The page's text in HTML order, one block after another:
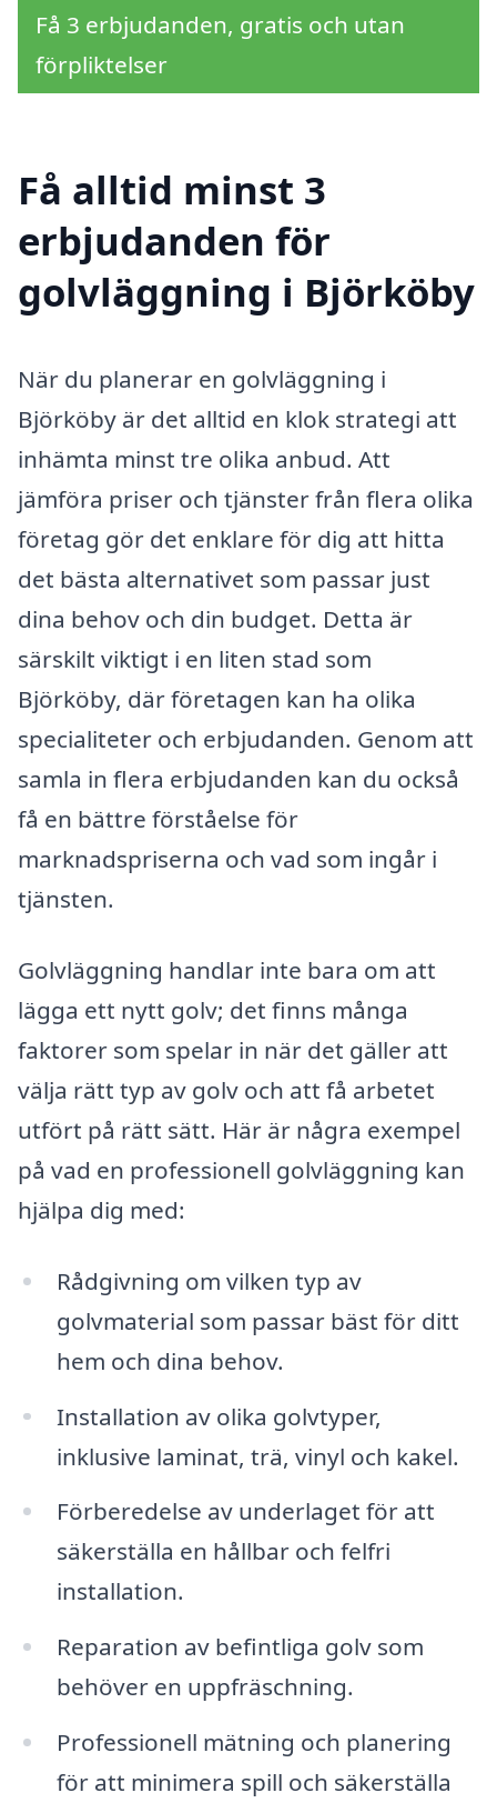
Få 3 erbjudanden, gratis och utan
förpliktelser
Få alltid minst 3
erbjudanden för
golvläggning i Björköby
När du planerar en golvläggning i
Björköby är det alltid en klok strategi att
inhämta minst tre olika anbud. Att
jämföra priser och tjänster från flera olika
företag gör det enklare för dig att hitta
det bästa alternativet som passar just
dina behov och din budget. Detta är
särskilt viktigt i en liten stad som
Björköby, där företagen kan ha olika
specialiteter och erbjudanden. Genom att
samla in flera erbjudanden kan du också
få en bättre förståelse för
marknadspriserna och vad som ingår i
tjänsten.
Golvläggning handlar inte bara om att
lägga ett nytt golv; det finns många
faktorer som spelar in när det gäller att
välja rätt typ av golv och att få arbetet
utfört på rätt sätt. Här är några exempel
på vad en professionell golvläggning kan
hjälpa dig med:
Rådgivning om vilken typ av
golvmaterial som passar bäst för ditt
hem och dina behov.
Installation av olika golvtyper,
inklusive laminat, trä, vinyl och kakel.
Förberedelse av underlaget för att
säkerställa en hållbar och felfri
installation.
Reparation av befintliga golv som
behöver en uppfräschning.
Professionell mätning och planering
för att minimera spill och säkerställa